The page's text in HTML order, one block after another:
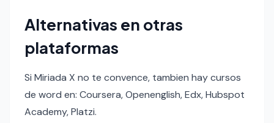
Alternativas en otras
plataformas
Si Miriada X no te convence, tambien hay cursos
de word en: Coursera, Openenglish, Edx, Hubspot
Academy, Platzi.